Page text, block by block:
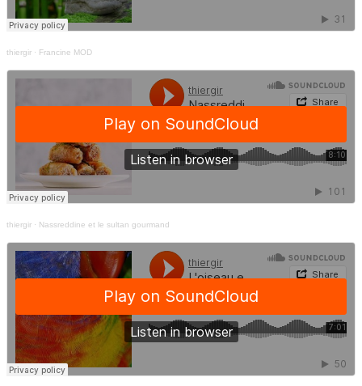
thiergir · Francine MOD
thiergir · Nassreddine et le sultan gourmand